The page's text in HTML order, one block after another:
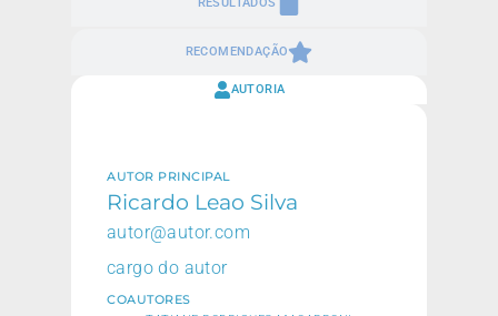
RECOMENDAÇÃO
AUTORIA
AUTOR PRINCIPAL
Ricardo Leao Silva
autor@autor.com
cargo do autor
COAUTORES